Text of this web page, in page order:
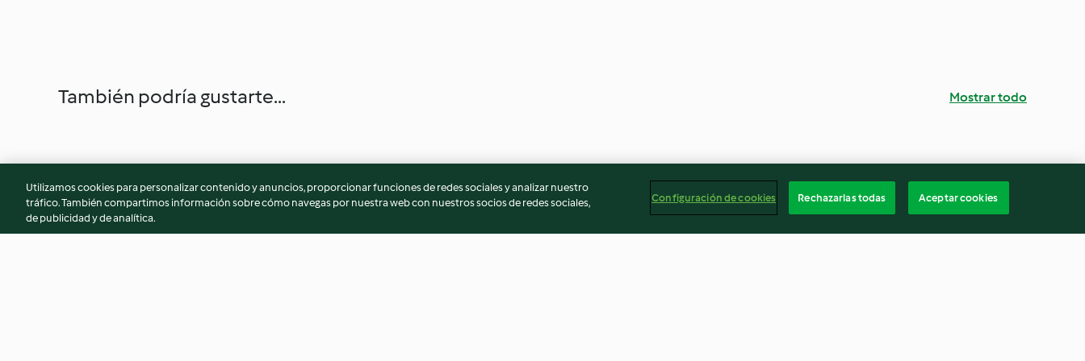
También podría gustarte... Mostrar todo
Utilizamos cookies para personalizar contenido y anuncios, proporcionar funciones de redes sociales y analizar nuestro
tráfico. También compartimos información sobre cómo navegas por nuestra web con nuestros socios de redes sociales,
de publicidad y de analítica.
Configuración de cookies Rechazarlas todas Aceptar cookies